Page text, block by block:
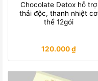
Chocolate Detox hỗ trợ
thải độc, thanh nhiệt cơ
thể 12gói
120.000₫